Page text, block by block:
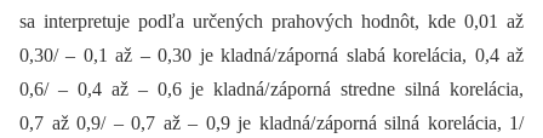
sa interpretuje podľa určených prahových hodnôt, kde 0,01 až
0,30/ –⁠ 0,1 až –⁠ 0,30 je kladná/ záporná slabá korelácia, 0,4 až
0,6/ –⁠ 0,4 až –⁠ 0,6 je kladná/ záporná stredne silná korelácia,
0,7 až 0,9/ –⁠ 0,7 až –⁠ 0,9 je kladná/ záporná silná korelácia, 1/